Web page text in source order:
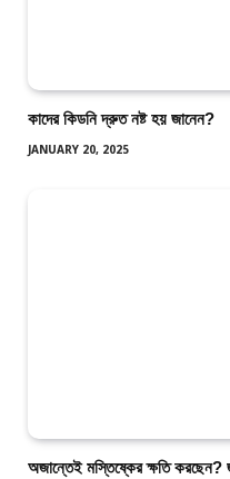
কাদের কিডনি দ্রুত নষ্ট হয় জানেন?
JANUARY 20, 2025
অজান্তেই মস্তিষ্কের ক্ষতি করছেন?